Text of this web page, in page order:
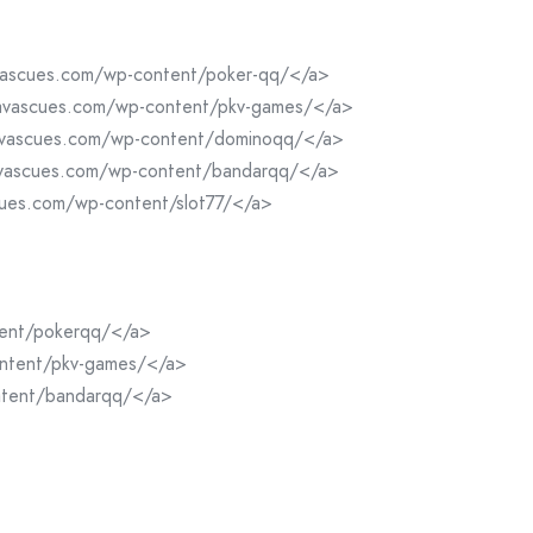
wp-content/poker-qq/</a>
wp-content/pkv-games/</a>
wp-content/dominoqq/</a>
wp-content/bandarqq/</a>
wp-content/slot77/</a>
pokerqq/</a>
pkv-games/</a>
bandarqq/</a>